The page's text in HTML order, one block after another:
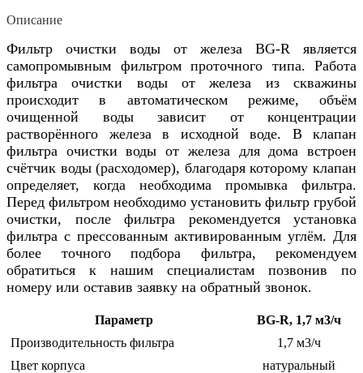
производительность
1,7
м3/
Описание
Фильтр очистки воды от железа BG-R является
самопромывным фильтром проточного типа. Работа
фильтра очистки воды от железа из скважины
происходит в автоматическом режиме, объём
очищенной воды зависит от концентрации
растворённого железа в исходной воде. В клапан
фильтра очистки воды от железа для дома встроен
счётчик воды (расходомер), благодаря которому клапан
определяет, когда необходима промывка фильтра.
Перед фильтром необходимо установить фильтр грубой
очистки, после фильтра рекомендуется установка
фильтра с прессованным активированным углём. Для
более точного подбора фильтра, рекомендуем
обратиться к нашим специалистам позвонив по
номеру или оставив заявку на обратный звонок.
Параметр
BG-R, 1,7 м3/ч
Производительность фильтра
1,7 м3/ч
Цвет корпуса
натуральный